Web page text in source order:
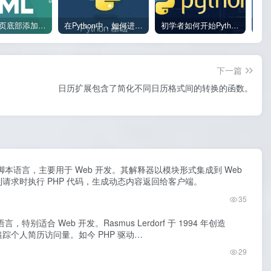
如何在网页底部添加版权信息？ 在Python中，如何进行数据类型转换会出现异常？ 初学者如何开始Python？
下一篇
日历扩展包含了简化不同日历格式间的转换的函数。
本语言，主要用于 Web 开发。其解释器以模块形式集成到 Web
求时执行 PHP 代码，生成动态内容返回给客户端。
35
言，特别适合 Web 开发。Rasmus Lerdorf 于 1994 年创造
踪个人简历访问量。如今 PHP 驱动…
29